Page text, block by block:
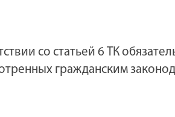
со статьей 6 ТК
гражданским